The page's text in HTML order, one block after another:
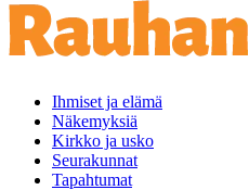
Ihmiset ja elämä
Näkemyksiä
Kirkko ja usko
Seurakunnat
Tapahtumat